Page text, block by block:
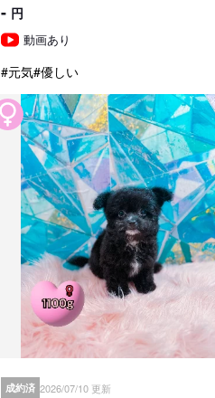
- 円
動画あり
#元気#優しい
成約済 2026/07/10 更新